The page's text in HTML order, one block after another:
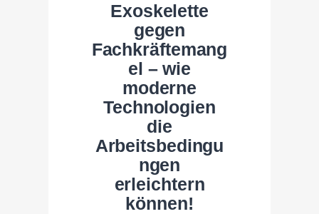
Exoskelette
gegen
Fachkräftemang
el – wie
moderne
Technologien
die
Arbeitsbedingu
ngen
erleichtern
können!